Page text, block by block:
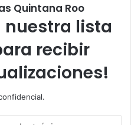
Quintana Roo
nuestra lista
recibir